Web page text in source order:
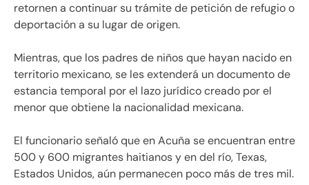
retornen a continuar su trámite de petición de refugio o
deportación a su lugar de origen.
Mientras, que los padres de niños que hayan nacido en
territorio mexicano, se les extenderá un documento de
estancia temporal por el lazo jurídico creado por el
menor que obtiene la nacionalidad mexicana.
El funcionario señaló que en Acuña se encuentran entre
500 y 600 migrantes haitianos y en del río, Texas,
Estados Unidos, aún permanecen poco más de tres mil.